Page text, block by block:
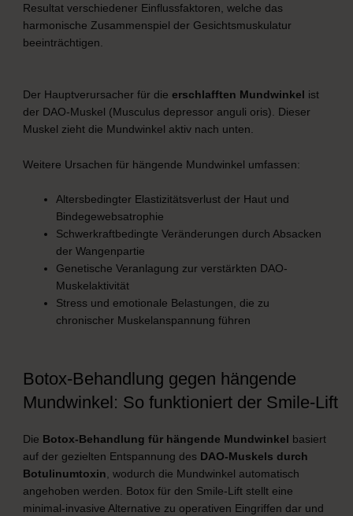
Resultat verschiedener Einflussfaktoren, welche das
harmonische Zusammenspiel der Gesichtsmuskulatur
beeinträchtigen.
Der Hauptverursacher für die erschlafften Mundwinkel ist
der DAO-Muskel (Musculus depressor anguli oris). Dieser
Muskel zieht die Mundwinkel aktiv nach unten.
Weitere Ursachen für hängende Mundwinkel umfassen:
Altersbedingter Elastizitätsverlust der Haut und
Bindegewebsatrophie
Schwerkraftbedingte Veränderungen durch Absacken
der Wangenpartie
Genetische Veranlagung zur verstärkten DAO-
Muskelaktivität
Stress und emotionale Belastungen, die zu
chronischer Muskelanspannung führen
Botox-Behandlung gegen hängende
Mundwinkel: So funktioniert der Smile-Lift
Die Botox-Behandlung für hängende Mundwinkel basiert
auf der gezielten Entspannung des DAO-Muskels durch
Botulinumtoxin , wodurch die Mundwinkel automatisch
angehoben werden. Botox für den Smile-Lift stellt eine
minimal-invasive Alternative zu operativen Eingriffen dar und